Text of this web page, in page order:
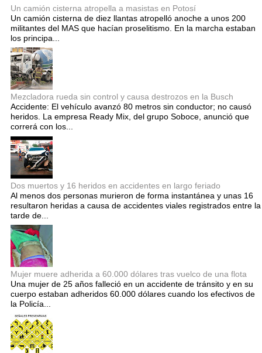
Un camión cisterna atropella a masistas en Potosí
Un camión cisterna de diez llantas atropelló anoche a unos 200
militantes del MAS que hacían proselitismo. En la marcha estaban
los principa...
Mezcladora rueda sin control y causa destrozos en la Busch
Accidente: El vehículo avanzó 80 metros sin conductor; no causó
heridos. La empresa Ready Mix, del grupo Soboce, anunció que
correrá con los...
Dos muertos y 16 heridos en accidentes en largo feriado
Al menos dos personas murieron de forma instantánea y unas 16
resultaron heridas a causa de accidentes viales registrados entre la
tarde de...
Mujer muere adherida a 60.000 dólares tras vuelco de una flota
Una mujer de 25 años falleció en un accidente de tránsito y en su
cuerpo estaban adheridos 60.000 dólares cuando los efectivos de
la Policía...